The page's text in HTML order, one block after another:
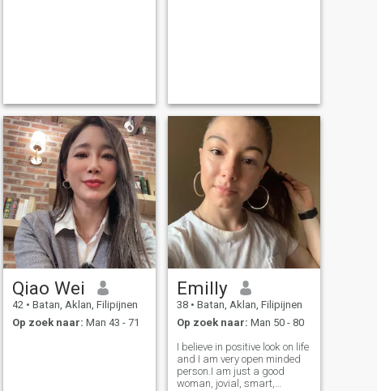
Qiao Wei
42 • Batan, Aklan, Filipijnen
Op zoek naar: Man 43 - 71
Emilly
38 • Batan, Aklan, Filipijnen
Op zoek naar: Man 50 - 80
I believe in positive look on life
and I am very open minded
person.I am just a good
woman, jovial, smart,